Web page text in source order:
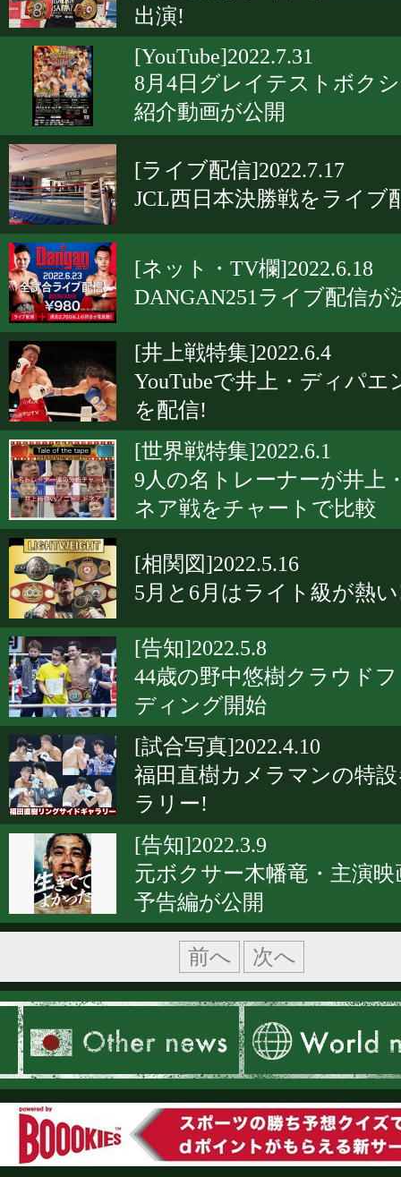
出演!
[YouTube]2022.7.31
8月4日グレイテストボク
紹介動画が公開
[ライブ配信]2022.7.17
JCL西日本決勝戦をライブ
[ネット・TV欄]2022.6.18
DANGAN251ライブ配信が
[井上戦特集]2022.6.4
YouTubeで井上・ディパエ
を配信!
[世界戦特集]2022.6.1
9人の名トレーナーが井上
ネア戦をチャートで比較
[相関図]2022.5.16
5月と6月はライト級が熱
[告知]2022.5.8
44歳の野中悠樹クラウド
ディング開始
[試合写真]2022.4.10
福田直樹カメラマンの特
ラリー!
[告知]2022.3.9
元ボクサー木幡竜・主演映
予告編が公開
前へ 次へ